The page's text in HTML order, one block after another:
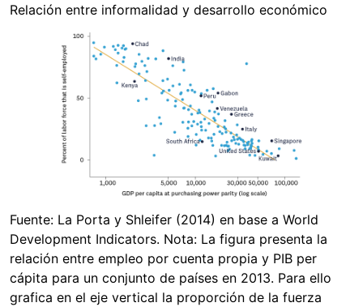
Relación entre informalidad y desarrollo económico
Fuente: La Porta y Shleifer (2014) en base a World
Development Indicators. Nota: La figura presenta la
relación entre empleo por cuenta propia y PIB per
cápita para un conjunto de países en 2013. Para ello
grafica en el eje vertical la proporción de la fuerza